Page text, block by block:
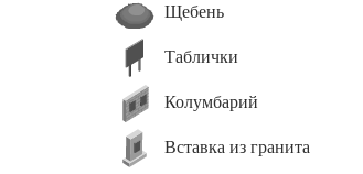
Щебень
Таблички
Колумбарий
Вставка из гранита